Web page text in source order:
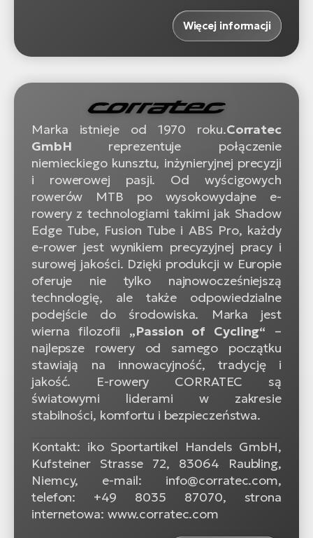
Więcej informacji
Marka istnieje od 1970 roku.Corratec
GmbH reprezentuje połączenie
niemieckiego kunsztu, inżynieryjnej precyzji
i rowerowej pasji. Od wyścigowych
rowerów MTB po wysokowydajne e-
rowery z technologiami takimi jak Shadow
Edge Tube, Fusion Tube i ABS Pro, każdy
e-rower jest wynikiem precyzyjnej pracy i
surowej jakości. Dzięki produkcji w Europie
oferuje nie tylko najnowocześniejszą
technologię, ale także odpowiedzialne
podejście do środowiska. Marka jest
wierna filozofii „Passion of Cycling“ –
najlepsze rowery od samego początku
stawiają na innowacyjność, tradycję i
jakość. E-rowery CORRATEC są
światowymi liderami w zakresie
stabilności, komfortu i bezpieczeństwa.
Kontakt: iko Sportartikel Handels GmbH,
Kufsteiner Strasse 72, 83064 Raubling,
Niemcy, e-mail: info@corratec.com,
telefon: +49 8035 87070, strona
internetowa: www.corratec.com